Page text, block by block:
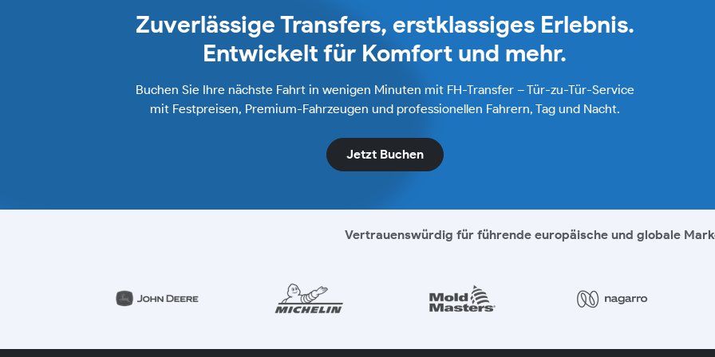
Zuverlässige Transfers, erstklassiges Erlebnis.
Entwickelt für Komfort und mehr.
Buchen Sie Ihre nächste Fahrt in wenigen Minuten mit FH-Transfer – Tür-zu-Tür-Service
mit Festpreisen, Premium-Fahrzeugen und professionellen Fahrern, Tag und Nacht.
Jetzt Buchen
Vertrauenswürdig für führende europäische und globale